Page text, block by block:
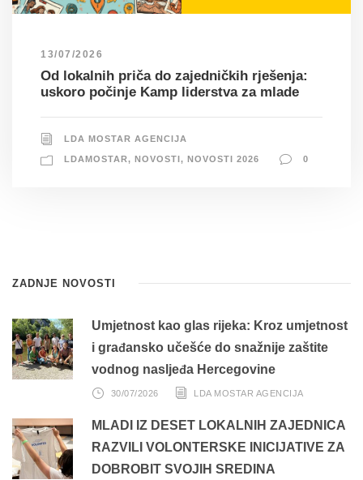
13/07/2026
Od lokalnih priča do zajedničkih rješenja:
uskoro počinje Kamp liderstva za mlade
LDA MOSTAR AGENCIJA
LDAMOSTAR, NOVOSTI, NOVOSTI 2026 0
ZADNJE NOVOSTI
Umjetnost kao glas rijeka: Kroz umjetnost
i građansko učešće do snažnije zaštite
vodnog nasljeđa Hercegovine
30/07/2026 LDA MOSTAR AGENCIJA
MLADI IZ DESET LOKALNIH ZAJEDNICA
RAZVILI VOLONTERSKE INICIJATIVE ZA
DOBROBIT SVOJIH SREDINA